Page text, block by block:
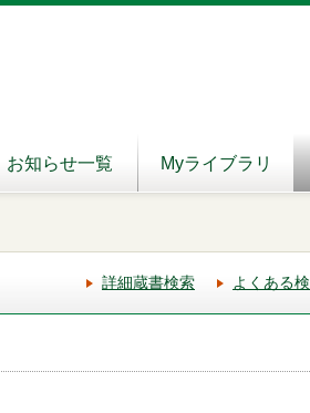
お知らせ一覧 Myライブラリ
詳細蔵書検索 よくある